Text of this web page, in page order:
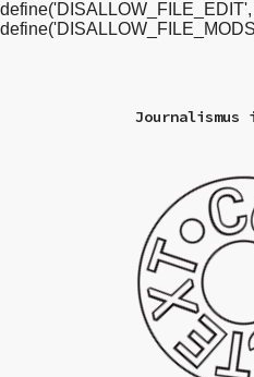
define('DISALLOW_FILE_EDIT',